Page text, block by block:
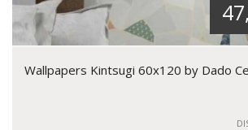
Wallpapers Kintsugi 60x120 by Dado